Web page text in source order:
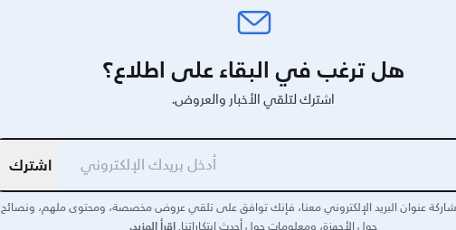
هل ترغب في البقاء على اطلاع؟
اشترك لتلقي الأخبار والعروض.
اشترك
عنوان البريد الإلكتروني معنا، فإنك توافق على تلقي عروض مخصصة، ومحتوى ملهم، ونصائح